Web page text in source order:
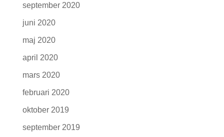
september 2020
juni 2020
maj 2020
april 2020
mars 2020
februari 2020
oktober 2019
september 2019